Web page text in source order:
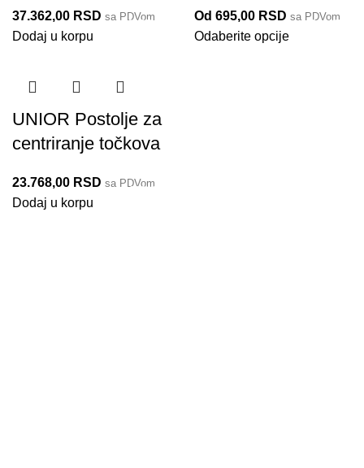
37.362,00 RSD sa PDVom
Dodaj u korpu
3700PRO
Od 695,00 RSD sa PDVom
Odaberite opcije
3056/2
UNIOR Postolje za
centriranje točkova
23.768,00 RSD sa PDVom
Dodaj u korpu
3302/6